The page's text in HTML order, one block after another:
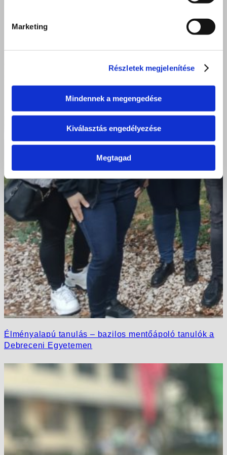
Marketing
Részletek megjelenítése
Mindennek a megengedése
Kiválasztás engedélyezése
Megtagad
Élményalapú tanulás – bazilos mentőápoló tanulók a
Debreceni Egyetemen